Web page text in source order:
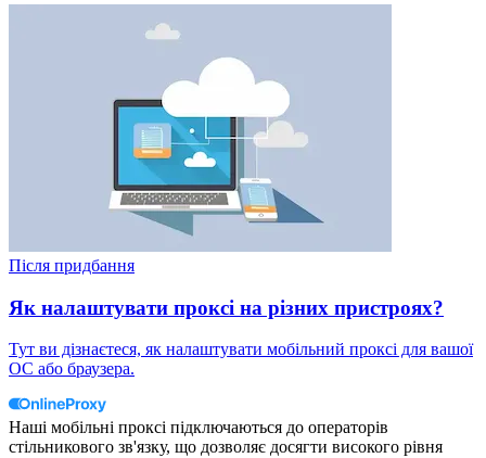
Після придбання
Як налаштувати проксі на різних пристроях?
Тут ви дізнаєтеся, як налаштувати мобільний проксі для вашої
ОС або браузера.
Наші мобільні проксі підключаються до операторів
стільникового зв'язку, що дозволяє досягти високого рівня